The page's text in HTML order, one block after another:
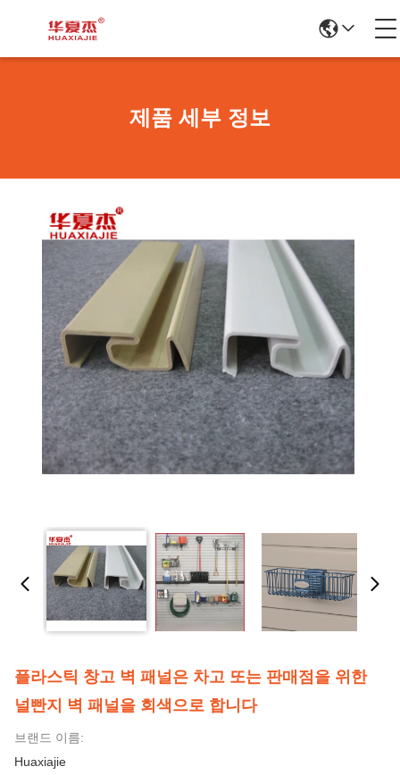
제품 세부 정보
플라스틱 창고 벽 패널은 차고 또는 판매점을 위한
널빤지 벽 패널을 회색으로 합니다
브랜드 이름:
Huaxiajie